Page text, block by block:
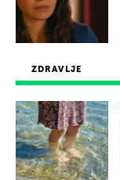
ZDRAVLJE